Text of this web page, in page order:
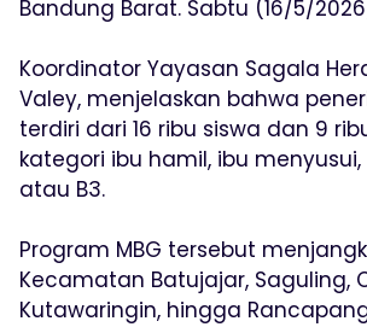
Bandung Barat. Sabtu (16/5/
Koordinator Yayasan Sagala
Valey, menjelaskan bahwa
terdiri dari 16 ribu siswa dan 9
kategori ibu hamil, ibu
atau B3.
Program MBG tersebut
Kecamatan Batujajar, Saguling,
Kutawaringin, hingga